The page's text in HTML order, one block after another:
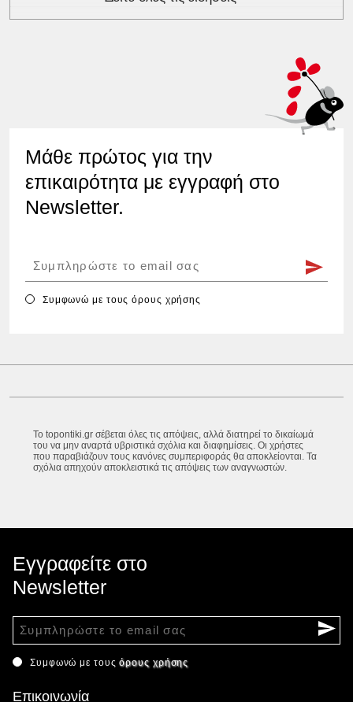
Μάθε πρώτος για την
επικαιρότητα με εγγραφή στο
Newsletter.
Συμφωνώ με τουςόρους χρήσης
Το topontiki.gr σέβεται όλες τις απόψεις, αλλά διατηρεί το δικαίωμά
του να μην αναρτά υβριστικά σχόλια και διαφημίσεις. Οι χρήστες
που παραβιάζουν τους κανόνες συμπεριφοράς θα αποκλείονται. Τα
σχόλια απηχούν αποκλειστικά τις απόψεις των αναγνωστών.
Εγγραφείτε στο
Newsletter
Συμφωνώ με τουςόρους χρήσης
Επικοινωνία